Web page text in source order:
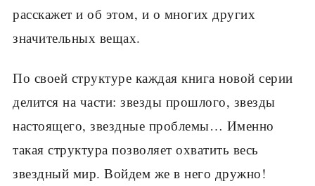
расскажет и об этом, и о многих других
значительных вещах.
По своей структуре каждая книга новой серии
делится на части: звезды прошлого, звезды
настоящего, звездные проблемы… Именно
такая структура позволяет охватить весь
звездный мир. Войдем же в него дружно!